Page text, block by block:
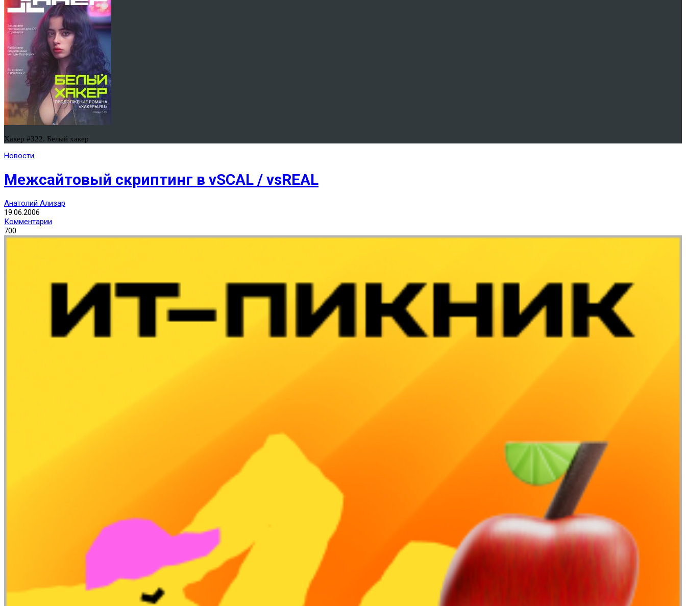
Хакер #322. Белый хакер
Новости
Межсайтовый скриптинг в vSCAL / vsREAL
Анатолий Ализар
19.06.2006
Комментарии
700